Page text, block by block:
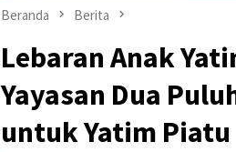
Beranda Berita
Lebaran Anak
Yayasan Dua
untuk Yatim Piatu